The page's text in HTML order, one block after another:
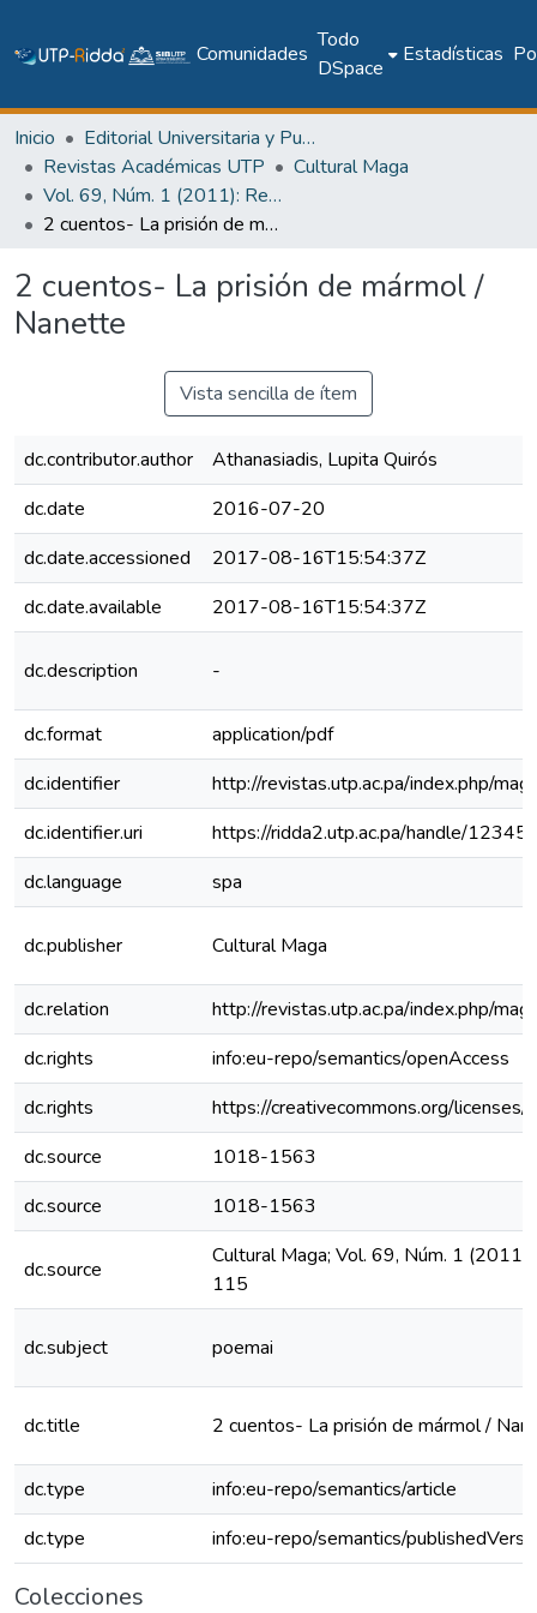
Comunidades
Todo
DSpace
Estadísticas
Inicio
Editorial Universitaria y Publicaciones Seriadas
Revistas Académicas UTP
Cultural Maga
Vol. 69, Núm. 1 (2011): Revista Maga
2 cuentos- La prisión de mármol / Nanette
2 cuentos- La prisión de mármol /
Nanette
Vista sencilla de ítem
dc.contributor.author
Athanasiadis, Lupita Quirós
dc.date
2016-07-20
dc.date.accessioned
2017-08-16T15:54:37Z
dc.date.available
2017-08-16T15:54:37Z
dc.description -
dc.format
application/pdf
dc.identifier
http://revistas.utp.ac.pa/index.php/
dc.identifier.uri
https://ridda2.utp.ac.pa/handle/
dc.language
spa
dc.publisher Cultural Maga
dc.relation
http://revistas.utp.ac.pa/index.php/
dc.rights
info:eu-repo/semantics/openAccess
dc.rights
https://creativecommons.org/
dc.source
1018-1563
dc.source
1018-1563
dc.source
Cultural Maga; Vol. 69, Núm. 1
115
dc.subject poemai
dc.title 2 cuentos- La prisión de mármol /
dc.type
info:eu-repo/semantics/article
dc.type
info:eu-repo/semantics/
Colecciones